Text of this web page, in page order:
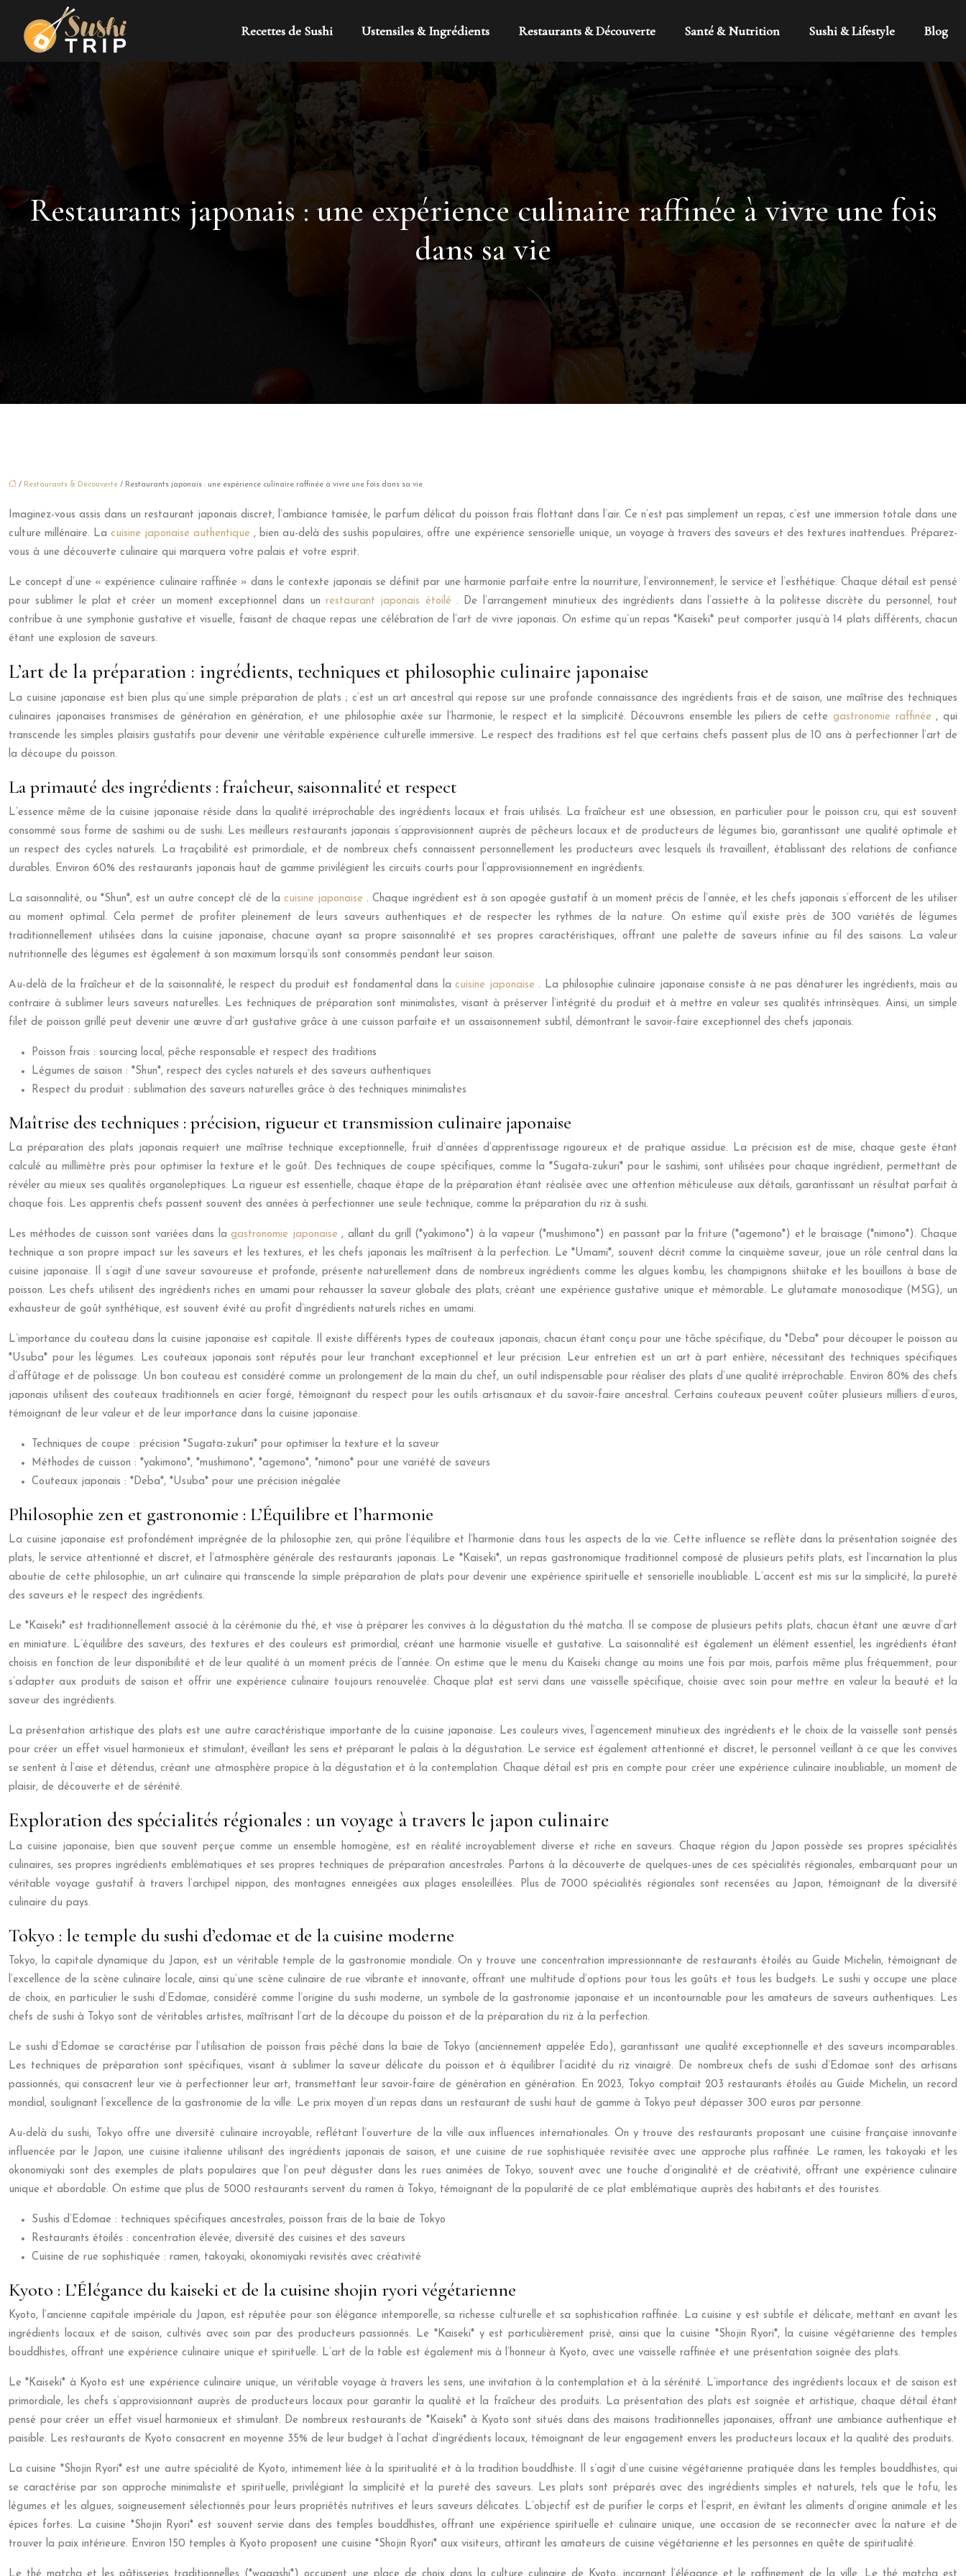
Recettes de Sushi Ustensiles & Ingrédients Restaurants & Découverte Santé & Nutrition Sushi & Lifestyle Blog
Restaurants japonais : une expérience culinaire raffinée à vivre une fois
dans sa vie
/ Restaurants & Découverte / Restaurants japonais : une expérience culinaire raffinée à vivre une fois dans sa vie
Imaginez-vous assis dans un restaurant japonais discret, l’ambiance tamisée, le parfum délicat du poisson frais flottant dans l’air. Ce n’est pas simplement un repas, c’est une immersion totale dans une
culture millénaire. Lacuisine japonaise authentique, bien au-delà des sushis populaires, offre une expérience sensorielle unique, un voyage à travers des saveurs et des textures inattendues. Préparez-
vous à une découverte culinaire qui marquera votre palais et votre esprit.
Le concept d’une « expérience culinaire raffinée » dans le contexte japonais se définit par une harmonie parfaite entre la nourriture, l’environnement, le service et l’esthétique. Chaque détail est pensé
pour sublimer le plat et créer un moment exceptionnel dans unrestaurant japonais étoilé . De l’arrangement minutieux des ingrédients dans l’assiette à la politesse discrète du personnel, tout
contribue à une symphonie gustative et visuelle, faisant de chaque repas une célébration de l’art de vivre japonais. On estime qu’un repas *Kaiseki* peut comporter jusqu’à 14 plats différents, chacun
étant une explosion de saveurs.
L’art de la préparation : ingrédients, techniques et philosophie culinaire japonaise
La cuisine japonaise est bien plus qu’une simple préparation de plats ; c’est un art ancestral qui repose sur une profonde connaissance des ingrédients frais et de saison, une maîtrise des techniques
culinaires japonaises transmises de génération en génération, et une philosophie axée sur l’harmonie, le respect et la simplicité. Découvrons ensemble les piliers de cette gastronomie raffinée, qui
transcende les simples plaisirs gustatifs pour devenir une véritable expérience culturelle immersive. Le respect des traditions est tel que certains chefs passent plus de 10 ans à perfectionner l’art de
la découpe du poisson.
La primauté des ingrédients : fraîcheur, saisonnalité et respect
L’essence même de la cuisine japonaise réside dans la qualité irréprochable des ingrédients locaux et frais utilisés. La fraîcheur est une obsession, en particulier pour le poisson cru, qui est souvent
consommé sous forme de sashimi ou de sushi. Les meilleurs restaurants japonais s’approvisionnent auprès de pêcheurs locaux et de producteurs de légumes bio, garantissant une qualité optimale et
un respect des cycles naturels. La traçabilité est primordiale, et de nombreux chefs connaissent personnellement les producteurs avec lesquels ils travaillent, établissant des relations de confiance
durables. Environ 60% des restaurants japonais haut de gamme privilégient les circuits courts pour l’approvisionnement en ingrédients.
La saisonnalité, ou *Shun*, est un autre concept clé de la cuisine japonaise . Chaque ingrédient est à son apogée gustatif à un moment précis de l’année, et les chefs japonais s’efforcent de les utiliser
au moment optimal. Cela permet de profiter pleinement de leurs saveurs authentiques et de respecter les rythmes de la nature. On estime qu’il existe près de 300 variétés de légumes
traditionnellement utilisées dans la cuisine japonaise, chacune ayant sa propre saisonnalité et ses propres caractéristiques, offrant une palette de saveurs infinie au fil des saisons. La valeur
nutritionnelle des légumes est également à son maximum lorsqu’ils sont consommés pendant leur saison.
Au-delà de la fraîcheur et de la saisonnalité, le respect du produit est fondamental dans lacuisine japonaise . La philosophie culinaire japonaise consiste à ne pas dénaturer les ingrédients, mais au
contraire à sublimer leurs saveurs naturelles. Les techniques de préparation sont minimalistes, visant à préserver l’intégrité du produit et à mettre en valeur ses qualités intrinsèques. Ainsi, un simple
filet de poisson grillé peut devenir une œuvre d’art gustative grâce à une cuisson parfaite et un assaisonnement subtil, démontrant le savoir-faire exceptionnel des chefs japonais.
Poisson frais : sourcing local, pêche responsable et respect des traditions
Légumes de saison : *Shun*, respect des cycles naturels et des saveurs authentiques
Respect du produit : sublimation des saveurs naturelles grâce à des techniques minimalistes
Maîtrise des techniques : précision, rigueur et transmission culinaire japonaise
La préparation des plats japonais requiert une maîtrise technique exceptionnelle, fruit d’années d’apprentissage rigoureux et de pratique assidue. La précision est de mise, chaque geste étant
calculé au millimètre près pour optimiser la texture et le goût. Des techniques de coupe spécifiques, comme la *Sugata-zukuri* pour le sashimi, sont utilisées pour chaque ingrédient, permettant de
révéler au mieux ses qualités organoleptiques. La rigueur est essentielle, chaque étape de la préparation étant réalisée avec une attention méticuleuse aux détails, garantissant un résultat parfait à
chaque fois. Les apprentis chefs passent souvent des années à perfectionner une seule technique, comme la préparation du riz à sushi.
Les méthodes de cuisson sont variées dans lagastronomie japonaise, allant du grill (*yakimono*) à la vapeur (*mushimono*) en passant par la friture (*agemono*) et le braisage (*nimono*). Chaque
technique a son propre impact sur les saveurs et les textures, et les chefs japonais les maîtrisent à la perfection. Le *Umami*, souvent décrit comme la cinquième saveur, joue un rôle central dans la
cuisine japonaise. Il s’agit d’une saveur savoureuse et profonde, présente naturellement dans de nombreux ingrédients comme les algues kombu, les champignons shiitake et les bouillons à base de
poisson. Les chefs utilisent des ingrédients riches en umami pour rehausser la saveur globale des plats, créant une expérience gustative unique et mémorable. Le glutamate monosodique (MSG), un
exhausteur de goût synthétique, est souvent évité au profit d’ingrédients naturels riches en umami.
L’importance du couteau dans la cuisine japonaise est capitale. Il existe différents types de couteaux japonais, chacun étant conçu pour une tâche spécifique, du *Deba* pour découper le poisson au
*Usuba* pour les légumes. Les couteaux japonais sont réputés pour leur tranchant exceptionnel et leur précision. Leur entretien est un art à part entière, nécessitant des techniques spécifiques
d’affûtage et de polissage. Un bon couteau est considéré comme un prolongement de la main du chef, un outil indispensable pour réaliser des plats d’une qualité irréprochable. Environ 80% des chefs
japonais utilisent des couteaux traditionnels en acier forgé, témoignant du respect pour les outils artisanaux et du savoir-faire ancestral. Certains couteaux peuvent coûter plusieurs milliers d’euros,
témoignant de leur valeur et de leur importance dans la cuisine japonaise.
Techniques de coupe : précision *Sugata-zukuri* pour optimiser la texture et la saveur
Méthodes de cuisson : *yakimono*, *mushimono*, *agemono*, *nimono* pour une variété de saveurs
Couteaux japonais : *Deba*, *Usuba* pour une précision inégalée
Philosophie zen et gastronomie : L’Équilibre et l’harmonie
La cuisine japonaise est profondément imprégnée de la philosophie zen, qui prône l’équilibre et l’harmonie dans tous les aspects de la vie. Cette influence se reflète dans la présentation soignée des
plats, le service attentionné et discret, et l’atmosphère générale des restaurants japonais. Le *Kaiseki*, un repas gastronomique traditionnel composé de plusieurs petits plats, est l’incarnation la plus
aboutie de cette philosophie, un art culinaire qui transcende la simple préparation de plats pour devenir une expérience spirituelle et sensorielle inoubliable. L’accent est mis sur la simplicité, la pureté
des saveurs et le respect des ingrédients.
Le *Kaiseki* est traditionnellement associé à la cérémonie du thé, et vise à préparer les convives à la dégustation du thé matcha. Il se compose de plusieurs petits plats, chacun étant une œuvre d’art
en miniature. L’équilibre des saveurs, des textures et des couleurs est primordial, créant une harmonie visuelle et gustative. La saisonnalité est également un élément essentiel, les ingrédients étant
choisis en fonction de leur disponibilité et de leur qualité à un moment précis de l’année. On estime que le menu du Kaiseki change au moins une fois par mois, parfois même plus fréquemment, pour
s’adapter aux produits de saison et offrir une expérience culinaire toujours renouvelée. Chaque plat est servi dans une vaisselle spécifique, choisie avec soin pour mettre en valeur la beauté et la
saveur des ingrédients.
La présentation artistique des plats est une autre caractéristique importante de la cuisine japonaise. Les couleurs vives, l’agencement minutieux des ingrédients et le choix de la vaisselle sont pensés
pour créer un effet visuel harmonieux et stimulant, éveillant les sens et préparant le palais à la dégustation. Le service est également attentionné et discret, le personnel veillant à ce que les convives
se sentent à l’aise et détendus, créant une atmosphère propice à la dégustation et à la contemplation. Chaque détail est pris en compte pour créer une expérience culinaire inoubliable, un moment de
plaisir, de découverte et de sérénité.
Exploration des spécialités régionales : un voyage à travers le japon culinaire
La cuisine japonaise, bien que souvent perçue comme un ensemble homogène, est en réalité incroyablement diverse et riche en saveurs. Chaque région du Japon possède ses propres spécialités
culinaires, ses propres ingrédients emblématiques et ses propres techniques de préparation ancestrales. Partons à la découverte de quelques-unes de ces spécialités régionales, embarquant pour un
véritable voyage gustatif à travers l’archipel nippon, des montagnes enneigées aux plages ensoleillées. Plus de 7000 spécialités régionales sont recensées au Japon, témoignant de la diversité
culinaire du pays.
Tokyo : le temple du sushi d’edomae et de la cuisine moderne
Tokyo, la capitale dynamique du Japon, est un véritable temple de la gastronomie mondiale. On y trouve une concentration impressionnante de restaurants étoilés au Guide Michelin, témoignant de
l’excellence de la scène culinaire locale, ainsi qu’une scène culinaire de rue vibrante et innovante, offrant une multitude d’options pour tous les goûts et tous les budgets. Le sushi y occupe une place
de choix, en particulier le sushi d’Edomae, considéré comme l’origine du sushi moderne, un symbole de la gastronomie japonaise et un incontournable pour les amateurs de saveurs authentiques. Les
chefs de sushi à Tokyo sont de véritables artistes, maîtrisant l’art de la découpe du poisson et de la préparation du riz à la perfection.
Le sushi d’Edomae se caractérise par l’utilisation de poisson frais pêché dans la baie de Tokyo (anciennement appelée Edo), garantissant une qualité exceptionnelle et des saveurs incomparables.
Les techniques de préparation sont spécifiques, visant à sublimer la saveur délicate du poisson et à équilibrer l’acidité du riz vinaigré. De nombreux chefs de sushi d’Edomae sont des artisans
passionnés, qui consacrent leur vie à perfectionner leur art, transmettant leur savoir-faire de génération en génération. En 2023, Tokyo comptait 203 restaurants étoilés au Guide Michelin, un record
mondial, soulignant l’excellence de la gastronomie de la ville. Le prix moyen d’un repas dans un restaurant de sushi haut de gamme à Tokyo peut dépasser 300 euros par personne.
Au-delà du sushi, Tokyo offre une diversité culinaire incroyable, reflétant l’ouverture de la ville aux influences internationales. On y trouve des restaurants proposant une cuisine française innovante
influencée par le Japon, une cuisine italienne utilisant des ingrédients japonais de saison, et une cuisine de rue sophistiquée revisitée avec une approche plus raffinée. Le ramen, les takoyaki et les
okonomiyaki sont des exemples de plats populaires que l’on peut déguster dans les rues animées de Tokyo, souvent avec une touche d’originalité et de créativité, offrant une expérience culinaire
unique et abordable. On estime que plus de 5000 restaurants servent du ramen à Tokyo, témoignant de la popularité de ce plat emblématique auprès des habitants et des touristes.
Sushis d’Edomae : techniques spécifiques ancestrales, poisson frais de la baie de Tokyo
Restaurants étoilés : concentration élevée, diversité des cuisines et des saveurs
Cuisine de rue sophistiquée : ramen, takoyaki, okonomiyaki revisités avec créativité
Kyoto : L’Élégance du kaiseki et de la cuisine shojin ryori végétarienne
Kyoto, l’ancienne capitale impériale du Japon, est réputée pour son élégance intemporelle, sa richesse culturelle et sa sophistication raffinée. La cuisine y est subtile et délicate, mettant en avant les
ingrédients locaux et de saison, cultivés avec soin par des producteurs passionnés. Le *Kaiseki* y est particulièrement prisé, ainsi que la cuisine *Shojin Ryori*, la cuisine végétarienne des temples
bouddhistes, offrant une expérience culinaire unique et spirituelle. L’art de la table est également mis à l’honneur à Kyoto, avec une vaisselle raffinée et une présentation soignée des plats.
Le *Kaiseki* à Kyoto est une expérience culinaire unique, un véritable voyage à travers les sens, une invitation à la contemplation et à la sérénité. L’importance des ingrédients locaux et de saison est
primordiale, les chefs s’approvisionnant auprès de producteurs locaux pour garantir la qualité et la fraîcheur des produits. La présentation des plats est soignée et artistique, chaque détail étant
pensé pour créer un effet visuel harmonieux et stimulant. De nombreux restaurants de *Kaiseki* à Kyoto sont situés dans des maisons traditionnelles japonaises, offrant une ambiance authentique et
paisible. Les restaurants de Kyoto consacrent en moyenne 35% de leur budget à l’achat d’ingrédients locaux, témoignant de leur engagement envers les producteurs locaux et la qualité des produits.
La cuisine *Shojin Ryori* est une autre spécialité de Kyoto, intimement liée à la spiritualité et à la tradition bouddhiste. Il s’agit d’une cuisine végétarienne pratiquée dans les temples bouddhistes, qui
se caractérise par son approche minimaliste et spirituelle, privilégiant la simplicité et la pureté des saveurs. Les plats sont préparés avec des ingrédients simples et naturels, tels que le tofu, les
légumes et les algues, soigneusement sélectionnés pour leurs propriétés nutritives et leurs saveurs délicates. L’objectif est de purifier le corps et l’esprit, en évitant les aliments d’origine animale et les
épices fortes. La cuisine *Shojin Ryori* est souvent servie dans des temples bouddhistes, offrant une expérience spirituelle et culinaire unique, une occasion de se reconnecter avec la nature et de
trouver la paix intérieure. Environ 150 temples à Kyoto proposent une cuisine *Shojin Ryori* aux visiteurs, attirant les amateurs de cuisine végétarienne et les personnes en quête de spiritualité.